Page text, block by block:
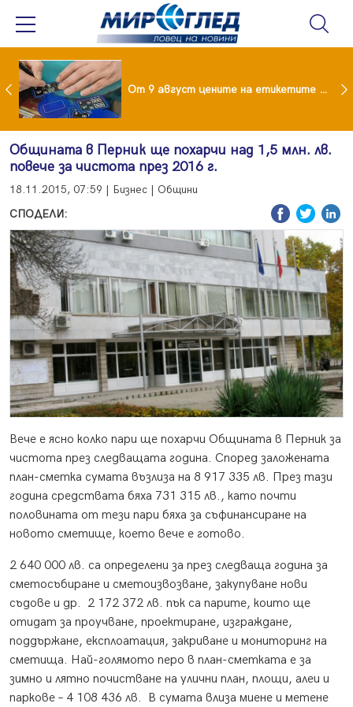
Проект за изграждане на 13-етажна "мегаджамия" разгневи жителите на Лондон От 9 август цените на етикетите само в евро
Общината в Перник ще похарчи над 1,5 млн. лв.
повече за чистота през 2016 г.
18.11.2015, 07:59 | Бизнес | Общини
СПОДЕЛИ:
Вече е ясно колко пари ще похарчи Общината в Перник за
чистота през следващата година. Според заложената
план-сметка сумата възлиза на 8 917 335 лв. През тази
година средствата бяха 731 315 лв., като почти
половината от тези пари бяха за съфинансиране на
новото сметище, което вече е готово.
2 640 000 лв. са определени за през следваща година за
сметосъбиране и сметоизвозване, закупуване нови
съдове и др. 2 172 372 лв. пък са парите, които ще
отидат за проучване, проектиране, изграждане,
поддържане, експлоатация, закриване и мониторинг на
сметища. Най-голямото перо в план-сметката е за
зимно и лятно почистване на улични план, площи, алеи и
паркове – 4 108 436 лв. В сумата влиза миене и метене